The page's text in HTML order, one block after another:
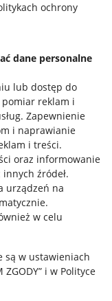
ochrony
dane personalne
lub dostęp do
reklam i
. Zapewnienie
i naprawianie
i treści.
oraz informowanie
innych źródeł.
urządzeń na
.
w celu
są w ustawieniach
i w Polityce